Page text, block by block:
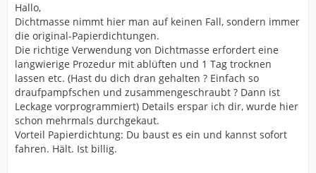
Hallo,
Dichtmasse nimmt hier man auf keinen Fall, sondern immer
die original-Papierdichtungen.
Die richtige Verwendung von Dichtmasse erfordert eine
langwierige Prozedur mit ablüften und 1 Tag trocknen
lassen etc. (Hast du dich dran gehalten ? Einfach so
draufpampfschen und zusammengeschraubt ? Dann ist
Leckage vorprogrammiert) Details erspar ich dir, wurde hier
schon mehrmals durchgekaut.
Vorteil Papierdichtung: Du baust es ein und kannst sofort
fahren. Hält. Ist billig.